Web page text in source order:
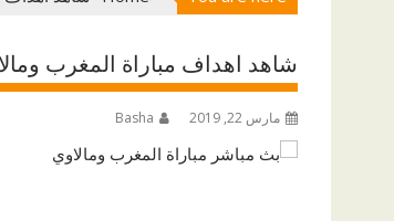
شاهد اهداف مباراة المغرب
مارس 22, 2019 Basha